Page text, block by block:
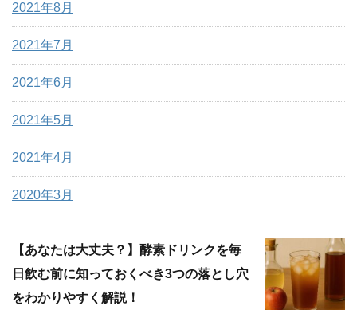
2021年8月
2021年7月
2021年6月
2021年5月
2021年4月
2020年3月
【あなたは大丈夫？】酵素ドリンクを毎
日飲む前に知っておくべき3つの落とし穴
をわかりやすく解説！